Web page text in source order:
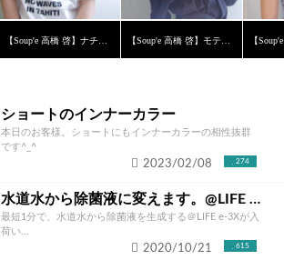
【Soup'e 高橋 啓】ナチュラル外ハネボブ×アディクシー 【Soup'e 高橋 啓】モテ巻きミディ×N.
ショートのインナーカラー
本日のお客様。ショートにもインナーカラーの相性抜群
です^_^
274
2023/02/08
水道水から除菌液に変えます。@LIFE e-3X入荷しました
最短1分で、水道水から除菌液を生成する＠LIFE e-3Xが入
荷い...
615
2020/10/21